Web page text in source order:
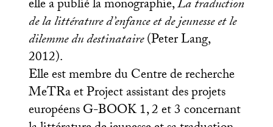
elle a publié la monographie,La traduction
de la littérature d’enfance et de jeunesse et le
dilemme du destinataire(Peter Lang,
2012).
Elle est membre du Centre de recherche
MeTRa et Project assistant des projets
européens G-BOOK1, 2 et 3 concernant